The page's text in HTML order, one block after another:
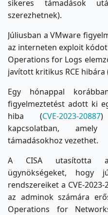
sikeres támadások
szerezhetnek).
Júliusban a VMware
az interneten exploit
Operations for Logs
javított kritikus RCE hibára
Egy hónappal
figyelmeztetést adott ki
hiba (CVE-2023-20887)
kapcsolatban,
támadásokhoz vezethet.
A CISA utasította
ügynökségeket, hogy
rendszereiket a CVE-
az adminok számára
Operations for